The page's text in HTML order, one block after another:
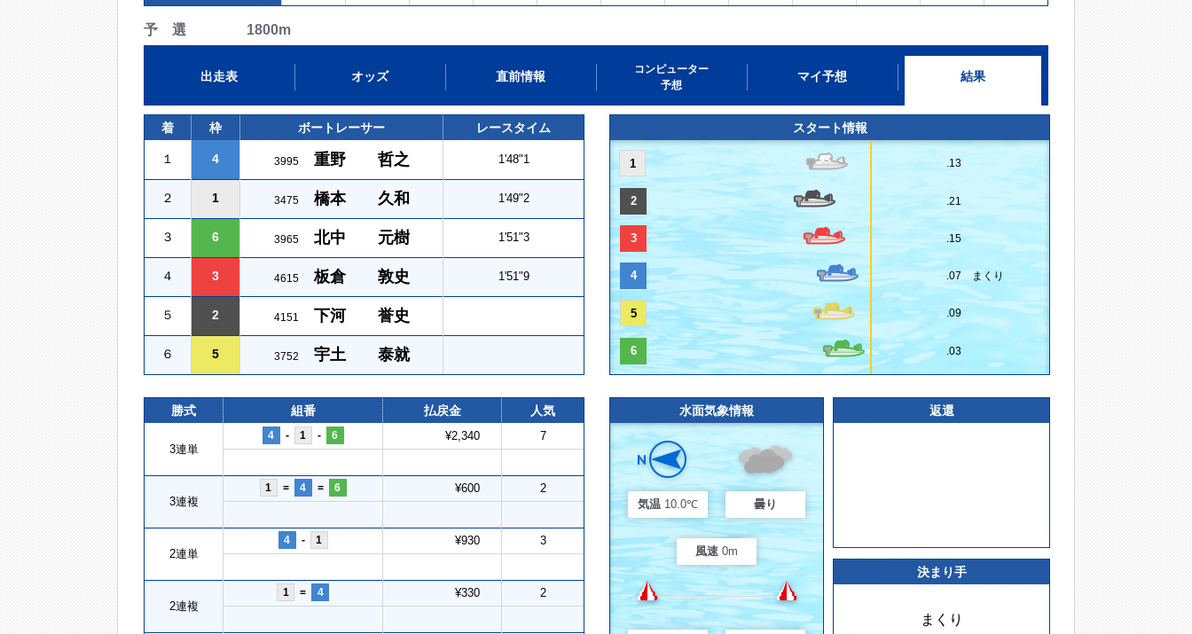
予 選 1800m
出走表 オッズ 直前情報
コンピューター
予想
マイ予想 結果
着 枠 ボートレーサー レースタイム
１ 4 3995 重野 哲之 1'48"1
２ 1 3475 橋本 久和 1'49"2
３ 6 3965 北中 元樹 1'51"3
４ 3 4615 板倉 敦史 1'51"9
５ 2 4151 下河 誉史
６ 5 3752 宇土 泰就
スタート情報
1 .13
2 .21
3 .15
4 .07 まくり
5 .09
6 .03
勝式 組番 払戻金 人気
3連単
4 - 1 - 6 ¥2,340 7
3連複
1 = 4 = 6 ¥600 2
2連単
4 - 1 ¥930 3
2連複
1 = 4 ¥330 2
水面気象情報
気温 10.0℃ 曇り
風速 0m
返還
決まり手
まくり